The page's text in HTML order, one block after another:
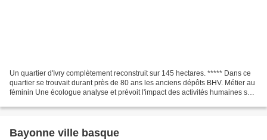
Un quartier d'Ivry complètement reconstruit sur 145 hectares. ***** Dans ce
quartier se trouvait durant près de 80 ans les anciens dépôts BHV. Métier au
féminin Une écologue analyse et prévoit l'impact des activités humaines sur
Bayonne ville basque